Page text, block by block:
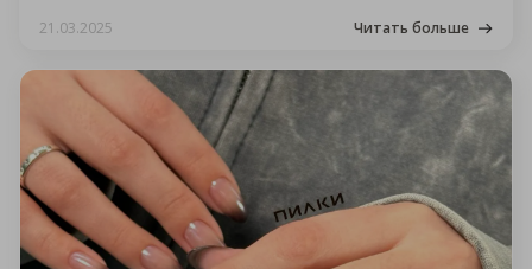
21.03.2025
Читать больше